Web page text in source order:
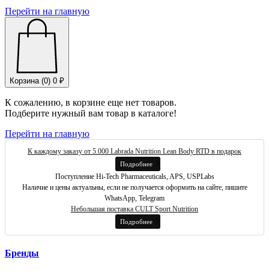
Перейти на главную
Корзина (0) 0 ₽
К сожалению, в корзине еще нет товаров.
Подберите нужный вам товар в каталоге!
Перейти на главную
К каждому заказу от 5.000 Labrada Nutrition Lean Body RTD в подарок
Подробнее
Поступление Hi-Tech Pharmaceuticals, APS, USPLabs
Наличие и цены актуальны, если не получается оформить на сайте, пишите
WhatsApp, Telegram
Небольшая поставка CULT Sport Nutrition
Подробнее
Бренды